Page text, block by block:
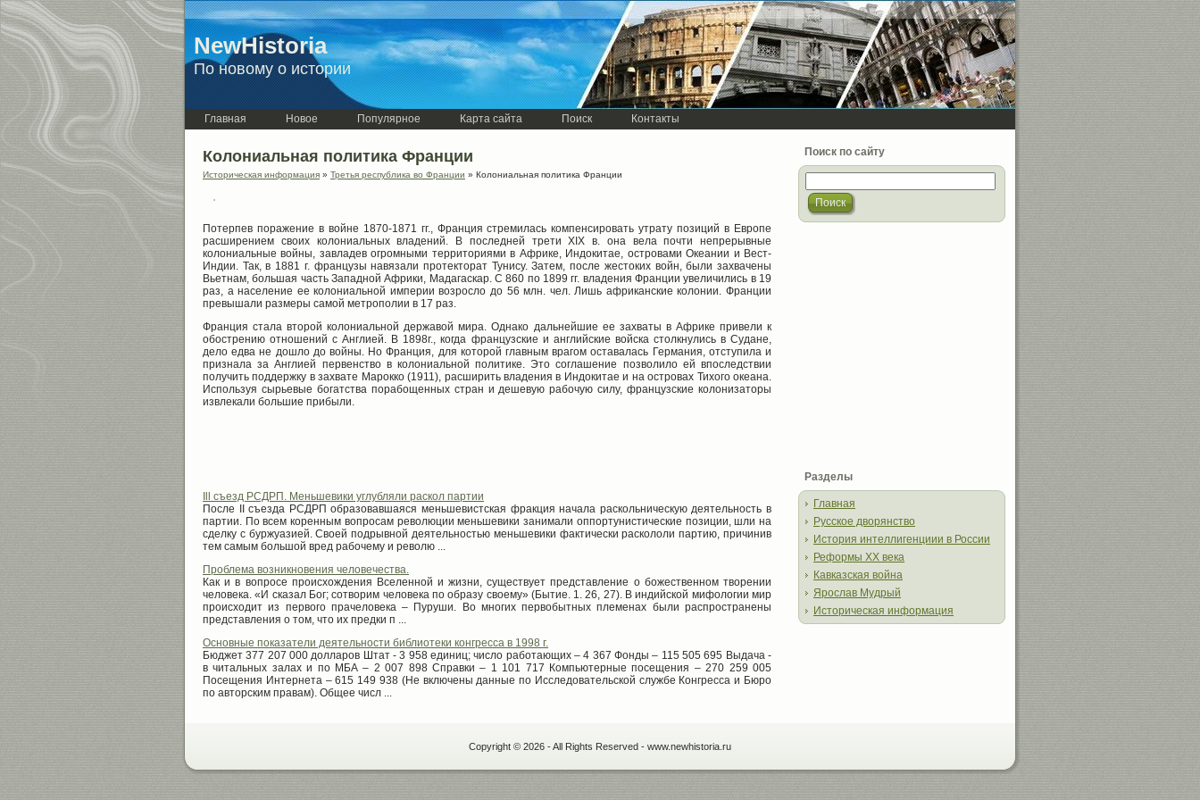
NewHistoria
По новому о истории
Главная Новое Популярное Карта сайта Поиск Контакты
Колониальная политика Франции
Историческая информация » Третья республика во Франции » Колониальная политика Франции
Потерпев поражение в войне 1870-1871 гг., Франция стремилась компенсировать утрату позиций в Европе
расширением своих колониальных владений. В последней трети XIX в. она вела почти непрерывные
колониальные войны, завладев огромными территориями в Африке, Индокитае, островами Океании и Вест-
Индии. Так, в 1881 г. французы навязали протекторат Тунису. Затем, после жестоких войн, были захвачены
Вьетнам, большая часть Западной Африки, Мадагаскар. С 860 по 1899 гг. владения Франции увеличились в 19
раз, а население ее колониальной империи возросло до 56 млн. чел. Лишь африканские колонии. Франции
превышали размеры самой метрополии в 17 раз.
Франция стала второй колониальной державой мира. Однако дальнейшие ее захваты в Африке привели к
обострению отношений с Англией. В 1898г., когда французские и английские войска столкнулись в Судане,
дело едва не дошло до войны. Но Франция, для которой главным врагом оставалась Германия, отступила и
признала за Англией первенство в колониальной политике. Это соглашение позволило ей впоследствии
получить поддержку в захвате Марокко (1911), расширить владения в Индокитае и на островах Тихого океана.
Используя сырьевые богатства порабощенных стран и дешевую рабочую силу, французские колонизаторы
извлекали большие прибыли.
Ill съезд РСДРП. Меньшевики углубляли раскол партии
После II съезда РСДРП образовавшаяся меньшевистская фракция начала раскольническую деятельность в
партии. По всем коренным вопросам революции меньшевики занимали оппортунистические позиции, шли на
сделку с буржуазией. Своей подрывной деятельностью меньшевики фактически раскололи партию, причинив
тем самым большой вред рабочему и револю ...
Проблема возникновения человечества.
Как и в вопросе происхождения Вселенной и жизни, существует представление о божественном творении
человека. «И сказал Бог; сотворим человека по образу своему» (Бытие. 1. 26, 27). В индийской мифологии мир
происходит из первого прачеловека – Пуруши. Во многих первобытных племенах были распространены
представления о том, что их предки п ...
Основные показатели деятельности библиотеки конгресса в 1998 г.
Бюджет 377 207 000 долларов Штат - 3 958 единиц; число работающих – 4 367 Фонды – 115 505 695 Выдача -
в читальных залах и по МБА – 2 007 898 Справки – 1 101 717 Компьютерные посещения – 270 259 005
Посещения Интернета – 615 149 938 (Не включены данные по Исследовательской службе Конгресса и Бюро
по авторским правам). Общее числ ...
Поиск по сайту
Поиск
Разделы
Главная
Русское дворянство
История интеллигенциии в России
Реформы XX века
Кавказская война
Ярослав Мудрый
Историческая информация
Copyright © 2026 - All Rights Reserved - www.newhistoria.ru